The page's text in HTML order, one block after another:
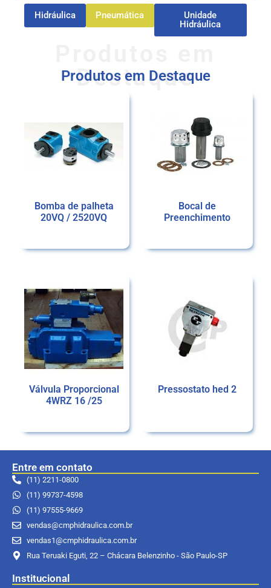
Hidráulica Pneumática
Unidade
Hidráulica
Destaque
Produtos em Destaque
Bomba de palheta
20VQ / 2520VQ
Bocal de
Preenchimento
Válvula Proporcional
4WRZ 16 /25
Pressostato hed 2
Entre em contato
(11) 2211-0800
(11) 99737-4598
(11) 97555-9669
vendas@cmphidraulica.com.br
vendas1@cmphidraulica.com.br
Rua Teruaki Eguti, 22 – Chácara Belenzinho - São Paulo-SP
Institucional